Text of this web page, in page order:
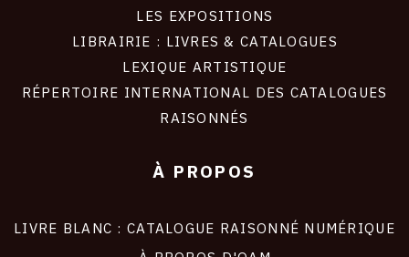
LES EXPOSITIONS
LIBRAIRIE : LIVRES & CATALOGUES
LEXIQUE ARTISTIQUE
RÉPERTOIRE INTERNATIONAL DES CATALOGUES
RAISONNÉS
À PROPOS
LIVRE BLANC : CATALOGUE RAISONNÉ NUMÉRIQUE